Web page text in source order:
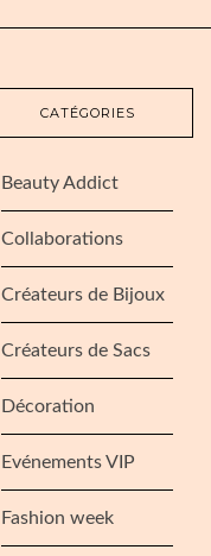
CATÉGORIES
Beauty Addict
Collaborations
Créateurs de Bijoux
Créateurs de Sacs
Décoration
Evénements VIP
Fashion week